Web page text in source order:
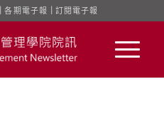
｜各期電子報 訂閱電子報